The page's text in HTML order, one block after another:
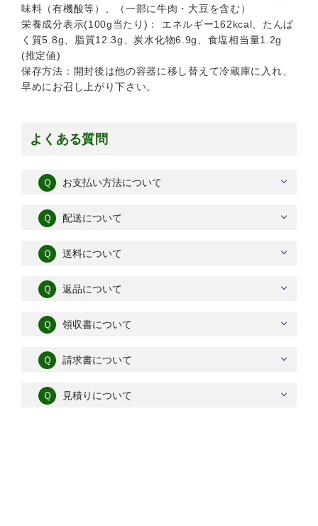
味料（有機酸等）、（一部に牛肉・大豆を含む）
栄養成分表示(100g当たり)： エネルギー162kcal、たんぱ
く質5.8g、脂質12.3g、炭水化物6.9g、食塩相当量1.2g
(推定値)
保存方法：開封後は他の容器に移し替えて冷蔵庫に入れ、
早めにお召し上がり下さい。
よくある質問
Ｑ お支払い方法について
Ｑ 配送について
Ｑ 送料について
Ｑ 返品について
Ｑ 領収書について
Ｑ 請求書について
Ｑ 見積りについて